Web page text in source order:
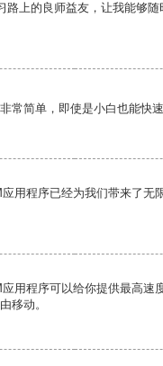
路上的良师益友，让我能够
常简单，即使是小白也能快速
用程序已经为我们带来了无
用程序可以给你提供最高速
移动。